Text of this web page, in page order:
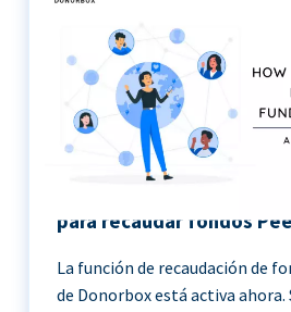
para recaudar fondos
La función de recaudación de
de Donorbox está activa ahora.